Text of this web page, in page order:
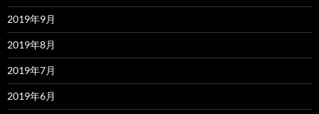
2019年9月
2019年8月
2019年7月
2019年6月